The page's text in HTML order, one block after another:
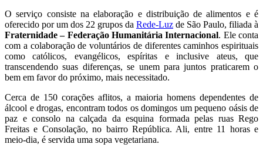
O serviço consiste na elaboração e distribuição de alimentos e é
oferecido por um dos 22 grupos da Rede-Luz de São Paulo, filiada à
Fraternidade – Federação Humanitária Internacional. Ele conta
com a colaboração de voluntários de diferentes caminhos espirituais
como católicos, evangélicos, espíritas e inclusive ateus, que
transcendendo suas diferenças, se unem para juntos praticarem o
bem em favor do próximo, mais necessitado.
Cerca de 150 corações aflitos, a maioria homens dependentes de
álcool e drogas, encontram todos os domingos um pequeno oásis de
paz e consolo na calçada da esquina formada pelas ruas Rego
Freitas e Consolação, no bairro República. Ali, entre 11 horas e
meio-dia, é servida uma sopa vegetariana.